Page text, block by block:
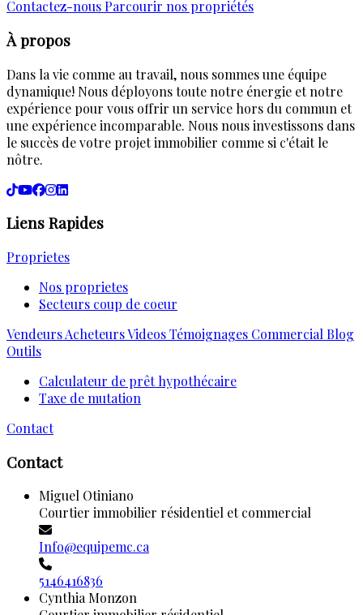
Contactez-nous Parcourir nos propriétés
À propos
Dans la vie comme au travail, nous sommes une équipe
dynamique! Nous déployons toute notre énergie et notre
expérience pour vous offrir un service hors du commun et
une expérience incomparable. Nous nous investissons dans
le succès de votre projet immobilier comme si c'était le
nôtre.
Liens Rapides
Proprietes
Nos proprietes
Secteurs coup de coeur
VendeursAcheteursVideosTémoignages Commercial Blog
Outils
Calculateur de prêt hypothécaire
Taxe de mutation
Contact
Contact
Miguel Otiniano
Courtier immobilier résidentiel et commercial
Info@equipemc.ca
5146416836
Cynthia Monzon